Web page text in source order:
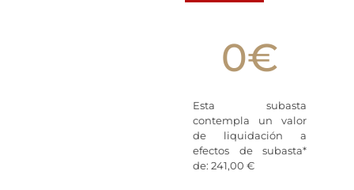
0€
Esta subasta
contempla un valor
de liquidación a
efectos de subasta*
de: 241,00 €